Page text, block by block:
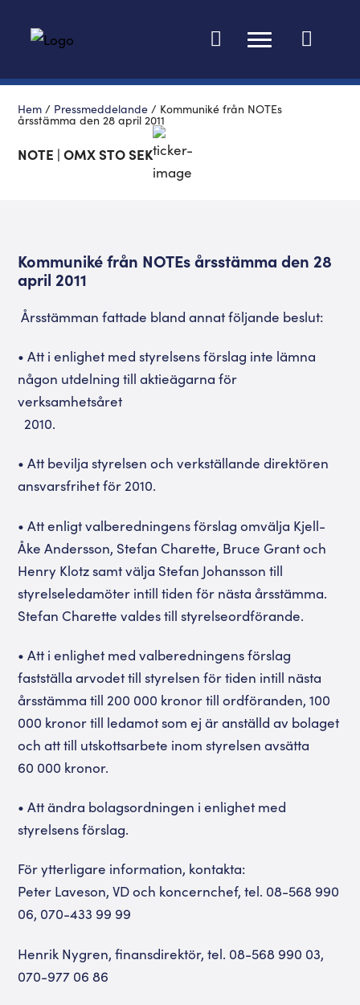
Hem / Pressmeddelande / Kommuniké från NOTEs
årsstämma den 28 april 2011
NOTE | OMX STO SEK
Kommuniké från NOTEs årsstämma den 28
april 2011
Årsstämman fattade bland annat följande beslut:
• Att i enlighet med styrelsens förslag inte lämna
någon utdelning till aktieägarna för
verksamhetsåret
2010.
• Att bevilja styrelsen och verkställande direktören
ansvarsfrihet för 2010.
• Att enligt valberedningens förslag omvälja Kjell-
Åke Andersson, Stefan Charette, Bruce Grant och
Henry Klotz samt välja Stefan Johansson till
styrelseledamöter intill tiden för nästa årsstämma.
Stefan Charette valdes till styrelseordförande.
• Att i enlighet med valberedningens förslag
fastställa arvodet till styrelsen för tiden intill nästa
årsstämma till 200 000 kronor till ordföranden, 100
000 kronor till ledamot som ej är anställd av bolaget
och att till utskottsarbete inom styrelsen avsätta
60 000 kronor.
• Att ändra bolagsordningen i enlighet med
styrelsens förslag.
För ytterligare information, kontakta:
Peter Laveson, VD och koncernchef, tel. 08-568 990
06, 070-433 99 99
Henrik Nygren, finansdirektör, tel. 08-568 990 03,
070-977 06 86